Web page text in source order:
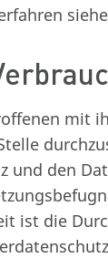
siehe
mit
und den
ist die